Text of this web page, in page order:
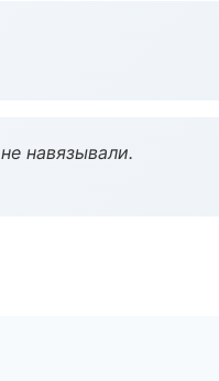
навязывали.